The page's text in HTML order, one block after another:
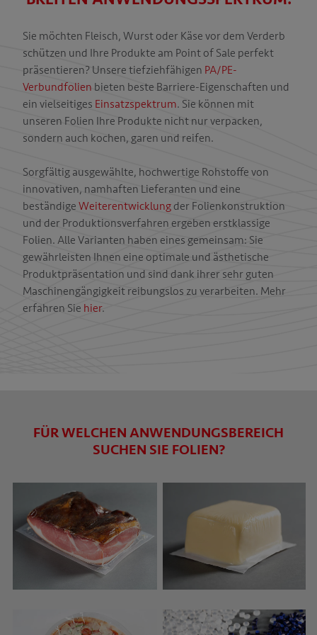
Sie möchten Fleisch, Wurst oder Käse vor dem Verderb
schützen und Ihre Produkte am Point of Sale perfekt
präsentieren? Unsere tiefziehfähigen PA/PE-
Verbundfolien bieten beste Barriere-Eigenschaften und
ein vielseitiges Einsatzspektrum. Sie können mit
unseren Folien Ihre Produkte nicht nur verpacken,
sondern auch kochen, garen und reifen.
Sorgfältig ausgewählte, hochwertige Rohstoffe von
innovativen, namhaften Lieferanten und eine
beständige Weiterentwicklung der Folienkonstruktion
und der Produktionsverfahren ergeben erstklassige
Folien. Alle Varianten haben eines gemeinsam: Sie
gewährleisten Ihnen eine optimale und ästhetische
Produktpräsentation und sind dank ihrer sehr guten
Maschinengängigkeit reibungslos zu verarbeiten. Mehr
erfahren Sie hier.
FÜR WELCHEN ANWENDUNGSBEREICH
SUCHEN SIE FOLIEN?